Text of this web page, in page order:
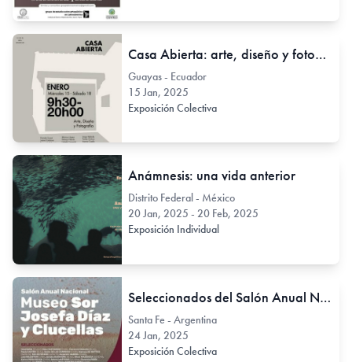
Casa Abierta: arte, diseño y fotografía.
Guayas - Ecuador
15 Jan, 2025
Exposición Colectiva
Anámnesis: una vida anterior
Distrito Federal - México
20 Jan, 2025 - 20 Feb, 2025
Exposición Individual
Seleccionados del Salón Anual Nacional Museo Municipal de Artes Visuales Sor Josefa Díaz y Clucellas.
Santa Fe - Argentina
24 Jan, 2025
Exposición Colectiva